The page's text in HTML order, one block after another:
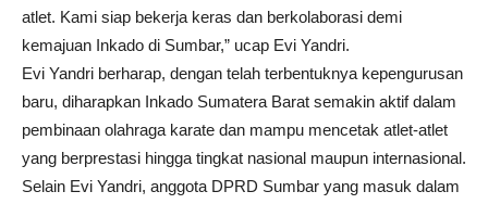
atlet. Kami siap bekerja keras dan berkolaborasi demi
kemajuan Inkado di Sumbar,” ucap Evi Yandri.
Evi Yandri berharap, dengan telah terbentuknya kepengurusan
baru, diharapkan Inkado Sumatera Barat semakin aktif dalam
pembinaan olahraga karate dan mampu mencetak atlet-atlet
yang berprestasi hingga tingkat nasional maupun internasional.
Selain Evi Yandri, anggota DPRD Sumbar yang masuk dalam